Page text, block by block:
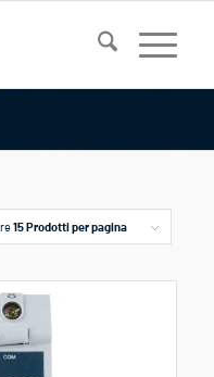
15 Prodotti per pagina